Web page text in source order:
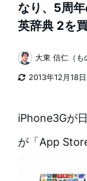
なり、5周
英辞典 2を
2013年12月18日
著
者
大東 信仁（も
iPhone3Gが
が「App Store